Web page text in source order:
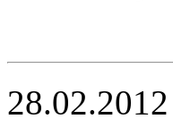
28.02.2012